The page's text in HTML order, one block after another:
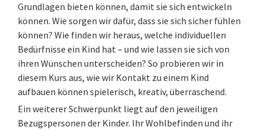
Grundlagen bieten können, damit sie sich entwickeln
können. Wie sorgen wir dafür, dass sie sich sicher fühlen
können? Wie finden wir heraus, welche individuellen
Bedürfnisse ein Kind hat – und wie lassen sie sich von
ihren Wünschen unterscheiden? So probieren wir in
diesem Kurs aus, wie wir Kontakt zu einem Kind
aufbauen können spielerisch, kreativ, überraschend.
Ein weiterer Schwerpunkt liegt auf den jeweiligen
Bezugspersonen der Kinder. Ihr Wohlbefinden und ihr